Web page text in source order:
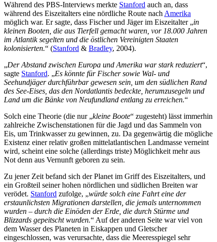
Während des PBS-Interviews merkte Stanford auch an, dass
während des Eiszeitalters eine nördliche Route nach Amerika
möglich war. Er sagte, dass Fischer und Jäger im Eiszeitalter „in
kleinen Booten, die aus Tierfell gemacht waren, vor 18.000 Jahren
im Atlantik segelten und die östlichen Vereinigten Staaten
kolonisierten.“ (Stanford & Bradley, 2004).
„Der Abstand zwischen Europa und Amerika war stark reduziert“,
sagte Stanford. „Es könnte für Fischer sowie Wal- und
Seehundjäger durchführbar gewesen sein, um den südlichen Rand
des See-Eises, das den Nordatlantis bedeckte, herumzusegeln und
Land um die Bänke von Neufundland entlang zu erreichen.“
Solch eine Theorie (die nur „kleine Boote“ zugesteht) lässt immerhin
zahlreiche Zwischenstationen für die Jagd und das Sammeln von
Eis, um Trinkwasser zu gewinnen, zu. Da gegenwärtig die mögliche
Existenz einer relativ großen mittelatlantischen Landmasse verneint
wird, scheint eine solche (allerdings triste) Möglichkeit mehr aus
Not denn aus Vernunft geboren zu sein.
Zu jener Zeit befand sich der Planet im Griff des Eiszeitalters, und
ein Großteil seiner hohen nördlichen und südlichen Breiten war
verödet. Stanford zufolge, „würde solch eine Fahrt eine der
erstaunlichsten Migrationen darstellen, die jemals unternommen
wurden – durch die Einöden der Erde, die durch Stürme und
Blizzards gepeitscht wurden.“ Auf der anderen Seite war viel von
dem Wasser des Planeten in Eiskappen und Gletscher
eingeschlossen, was verursachte, dass die Meeresspiegel sehr